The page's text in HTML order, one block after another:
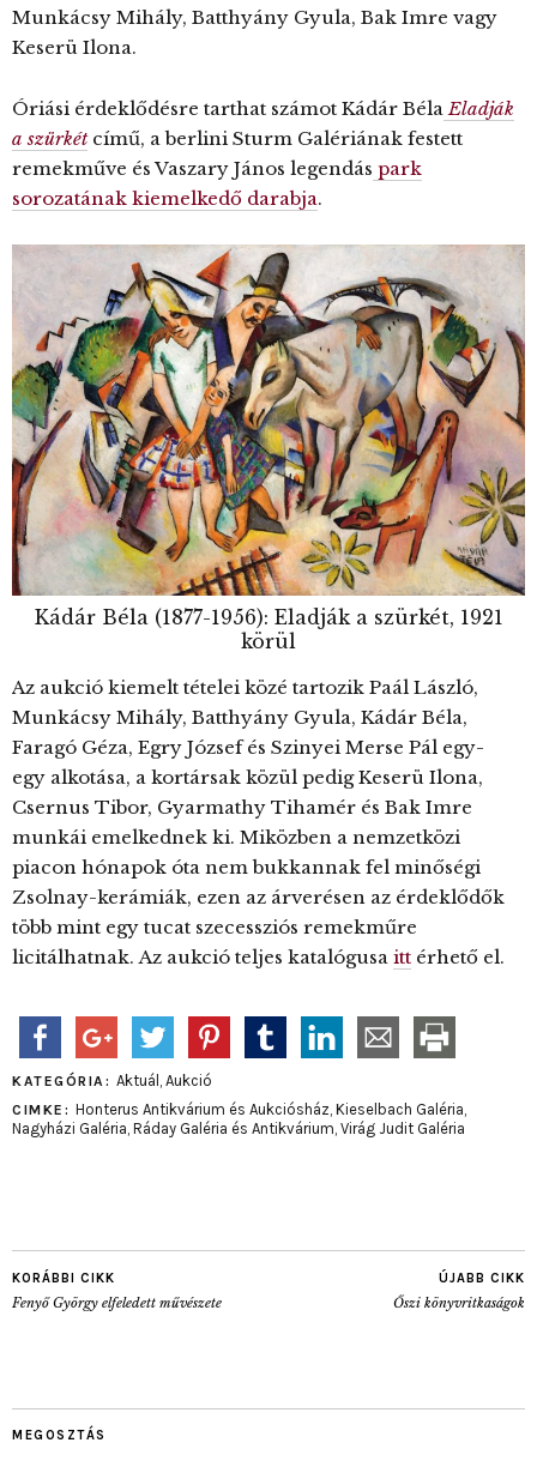
Munkácsy Mihály, Batthyány Gyula, Bak Imre vagy
Keserü Ilona.
Óriási érdeklődésre tarthat számot Kádár Béla Eladják
a szürkétcímű, a berlini Sturm Galériának festett
remekműve és Vaszary János legendás park
sorozatának kiemelkedő darabja.
Kádár Béla (1877-1956): Eladják a szürkét, 1921
körül
Az aukció kiemelt tételei közé tartozik Paál László,
Munkácsy Mihály, Batthyány Gyula, Kádár Béla,
Faragó Géza, Egry József és Szinyei Merse Pál egy-
egy alkotása, a kortársak közül pedig Keserü Ilona,
Csernus Tibor, Gyarmathy Tihamér és Bak Imre
munkái emelkednek ki. Miközben a nemzetközi
piacon hónapok óta nem bukkannak fel minőségi
Zsolnay-kerámiák, ezen az árverésen az érdeklődők
több mint egy tucat szecessziós remekműre
licitálhatnak. Az aukció teljes katalógusa itt érhető el.
KATEGÓRIA: Aktuál , Aukció
CIMKE: Honterus Antikvárium és Aukciósház, Kieselbach Galéria,
Nagyházi Galéria, Ráday Galéria és Antikvárium, Virág Judit Galéria
KORÁBBI CIKK
Fenyő György elfeledett művészete
ÚJABB CIKK
Őszi könyvritkaságok
MEGOSZTÁS